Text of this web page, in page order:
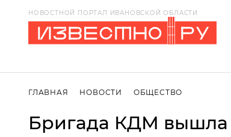
НОВОСТНОЙ ПОРТАЛ ИВАНОВСКОЙ ОБЛАСТИ
ГЛАВНАЯ НОВОСТИ ОБЩЕСТВО
Бригада КДМ вышла